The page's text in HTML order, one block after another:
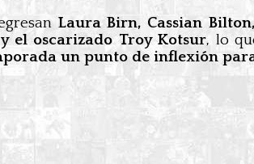
Laura Birn, Cassian
el oscarizado Troy Kotsur, lo
un punto de inflexión